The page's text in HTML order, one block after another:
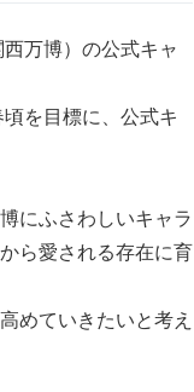
万博）の公式キャ
を目標に、公式キ
にふさわしいキャラ
ら愛される存在に育
めていきたいと考え